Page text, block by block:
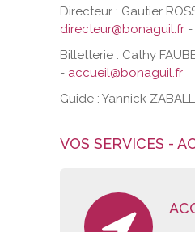
Directeur : Gautier
directeur@bonaguil.fr -
Billetterie : Cathy
- accueil@bonaguil.fr
Guide : Yannick
VOS SERVICES -